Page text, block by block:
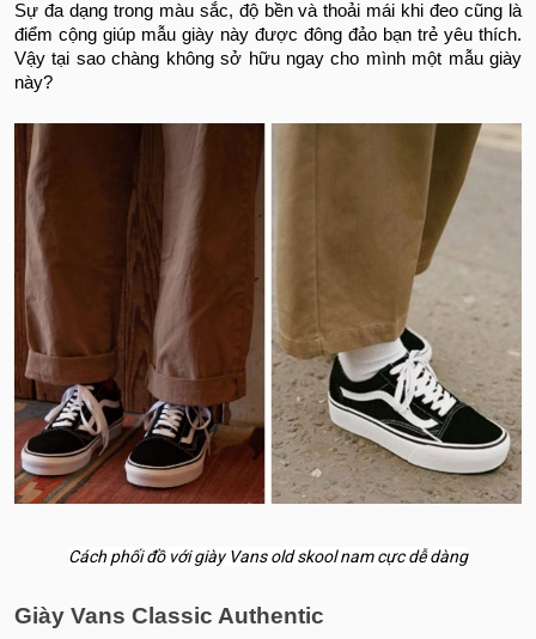
Sự đa dạng trong màu sắc, độ bền và thoải mái khi đeo cũng là
điểm cộng giúp mẫu giày này được đông đảo bạn trẻ yêu thích.
Vậy tại sao chàng không sở hữu ngay cho mình một mẫu giày
này?
Cách phối đồ với giày Vans old skool nam cực dễ dàng
Giày Vans Classic Authentic